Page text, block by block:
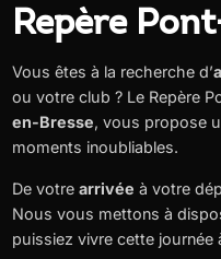
Repère
Vous êtes à la recherche d’
ou votre club ? Le Repère
en-Bresse, vous propose
moments inoubliables.
De votrearrivée à votre
Nous vous mettons à
puissiez vivre cette journée